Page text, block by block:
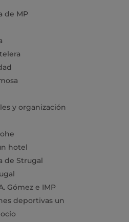
de MP
y organización
hotel
de Strugal
Gómez e IMP
deportivas un